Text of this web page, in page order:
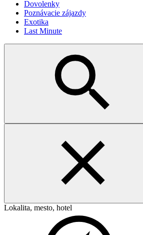
Dovolenky
Poznávacie zájazdy
Exotika
Last Minute
Lokalita, mesto, hotel